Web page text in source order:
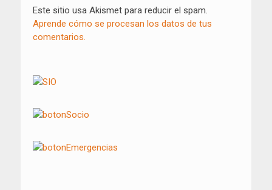
Este sitio usa Akismet para reducir el spam.
Aprende cómo se procesan los datos de tus
comentarios.